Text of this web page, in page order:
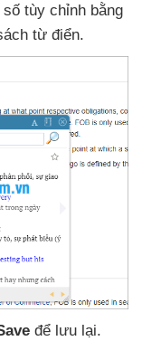
tùy chỉnh bằng
từ điển.
để lưu lại.